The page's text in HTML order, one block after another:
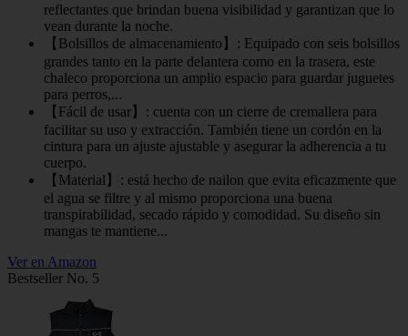
reflectantes que brindan buena visibilidad y garantizan que lo
vean durante la noche.
【Bolsillos de almacenamiento】: Equipado con seis bolsillos
grandes tanto en la parte delantera como en la trasera, este
chaleco proporciona un amplio espacio para guardar juguetes
para perros,...
【Fácil de usar】: cuenta con un cierre de cremallera para
facilitar su uso y extracción. También tiene un cordón en la
cintura para un ajuste ajustable y asegurar la adherencia a tu
cuerpo.
【Material】: está hecho de nailon que evita eficazmente que
el agua se filtre y al mismo proporciona una buena
transpirabilidad, secado rápido y comodidad. Su diseño sin
mangas te mantiene...
Ver en Amazon
Bestseller No. 5